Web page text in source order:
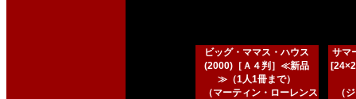
ビッグ・ママス・ハウス
(2000)［Ａ４判］≪新品
≫（1人1冊まで）
（マーティン・ローレンス
サマ
（